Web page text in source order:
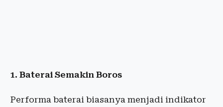
1. Baterai Semakin Boros
Performa baterai biasanya menjadi indikator